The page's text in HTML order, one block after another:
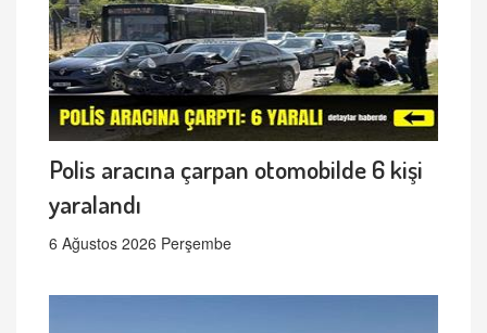
Polis aracına çarpan otomobilde 6 kişi
yaralandı
6 Ağustos 2026 Perşembe